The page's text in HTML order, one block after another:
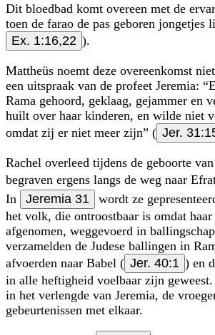
Dit bloedbad komt overeen met de
toen de farao de pas geboren jongetjes
Ex. 1:16,22 ).
Mattheüs noemt deze overeenkomst
een uitspraak van de profeet Jeremia:
Rama gehoord, geklaag, gejammer en
huilt over haar kinderen, en wilde niet
omdat zij er niet meer zijn
( Jer.
Rachel overleed tijdens de geboorte
begraven ergens langs de weg naar
In
Jeremia 31
wordt ze
het volk, die ontroostbaar is omdat
afgenomen, weggevoerd in
verzamelden de Judese ballingen in
afvoerden naar Babel ( Jer. 40:1 ) en
in alle heftigheid voelbaar zijn
in het verlengde van Jeremia, de
gebeurtenissen met elkaar.